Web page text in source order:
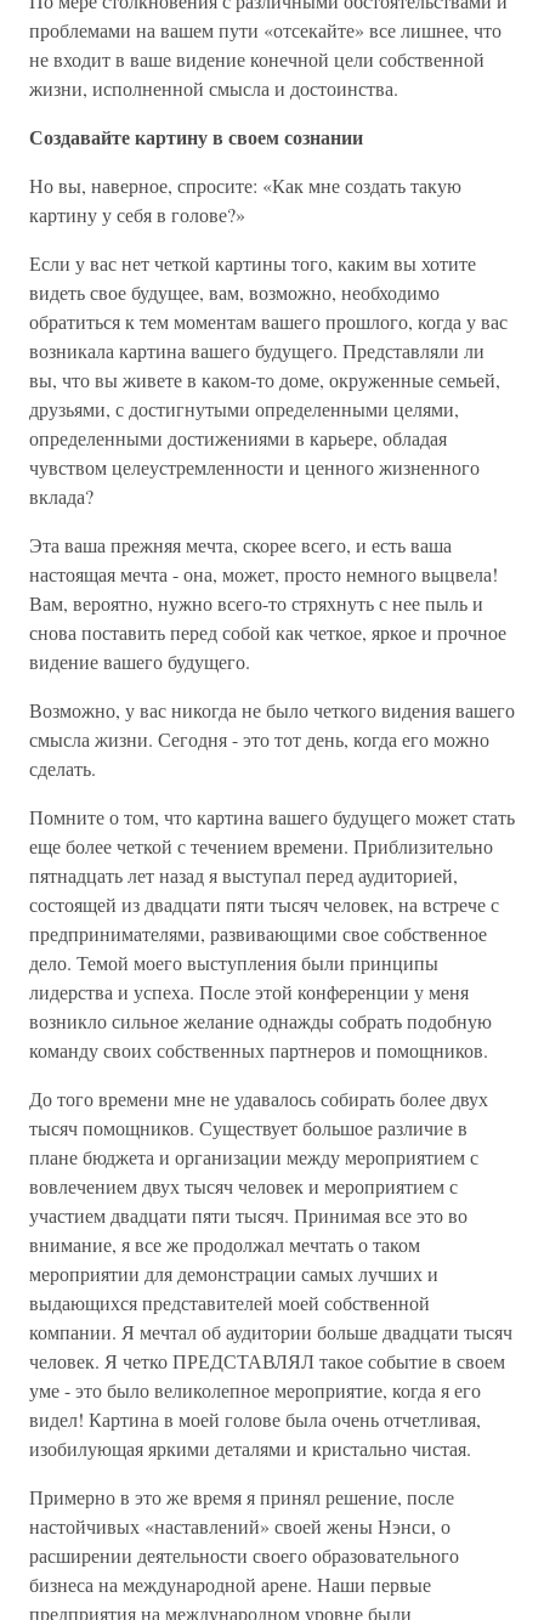
проблемами на вашем пути «отсекайте» все лишнее, что
не входит в ваше видение конечной цели собственной
жизни, исполненной смысла и достоинства.
Создавайте картину в своем сознании
Но вы, наверное, спросите: «Как мне создать такую
картину у себя в голове?»
Если у вас нет четкой картины того, каким вы хотите
видеть свое будущее, вам, возможно, необходимо
обратиться к тем моментам вашего прошлого, когда у вас
возникала картина вашего будущего. Представляли ли
вы, что вы живете в каком-то доме, окруженные семьей,
друзьями, с достигнутыми определенными целями,
определенными достижениями в карьере, обладая
чувством целеустремленности и ценного жизненного
вклада?
Эта ваша прежняя мечта, скорее всего, и есть ваша
настоящая мечта - она, может, просто немного выцвела!
Вам, вероятно, нужно всего-то стряхнуть с нее пыль и
снова поставить перед собой как четкое, яркое и прочное
видение вашего будущего.
Возможно, у вас никогда не было четкого видения вашего
смысла жизни. Сегодня - это тот день, когда его можно
сделать.
Помните о том, что картина вашего будущего может стать
еще более четкой с течением времени. Приблизительно
пятнадцать лет назад я выступал перед аудиторией,
состоящей из двадцати пяти тысяч человек, на встрече с
предпринимателями, развивающими свое собственное
дело. Темой моего выступления были принципы
лидерства и успеха. После этой конференции у меня
возникло сильное желание однажды собрать подобную
команду своих собственных партнеров и помощников.
До того времени мне не удавалось собирать более двух
тысяч помощников. Существует большое различие в
плане бюджета и организации между мероприятием с
вовлечением двух тысяч человек и мероприятием с
участием двадцати пяти тысяч. Принимая все это во
внимание, я все же продолжал мечтать о таком
мероприятии для демонстрации самых лучших и
выдающихся представителей моей собственной
компании. Я мечтал об аудитории больше двадцати тысяч
человек. Я четко ПРЕДСТАВЛЯЛ такое событие в своем
уме - это было великолепное мероприятие, когда я его
видел! Картина в моей голове была очень отчетливая,
изобилующая яркими деталями и кристально чистая.
Примерно в это же время я принял решение, после
настойчивых «наставлений» своей жены Нэнси, о
расширении деятельности своего образовательного
бизнеса на международной арене. Наши первые
предприятия на международном уровне были